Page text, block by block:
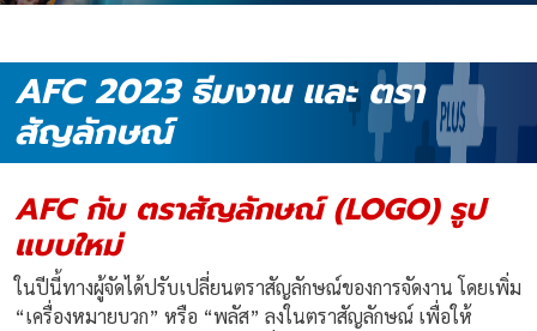
AFC 2023 ธีมงาน และ ตรา
สัญลักษณ์
AFC กับ ตราสัญลักษณ์ (LOGO) รูป
แบบใหม่
ในปีนี้ทางผู้จัดได้ปรับเปลี่ยนตราสัญลักษณ์ของการจัดงาน โดยเพิ่ม
“เครื่องหมายบวก” หรือ “พลัส” ลงในตราสัญลักษณ์ เพื่อให้